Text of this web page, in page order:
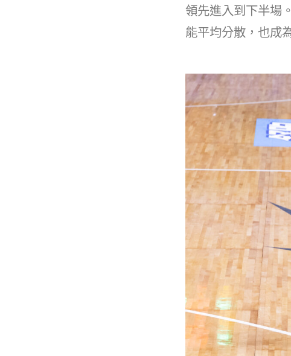
領先進入到下半場
能平均分散，也成